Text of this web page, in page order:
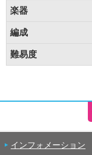
楽器
編成
難易度
インフォメーション